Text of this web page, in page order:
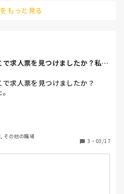
威張っている感じです、、、な
直接。冗談混じりやストレートだっ
もっと見る
求人票を見つけましたか？私は
求人票を見つけましたか？
を通して、直接施設のホームペ
その他の職場
3 ・ 03/17